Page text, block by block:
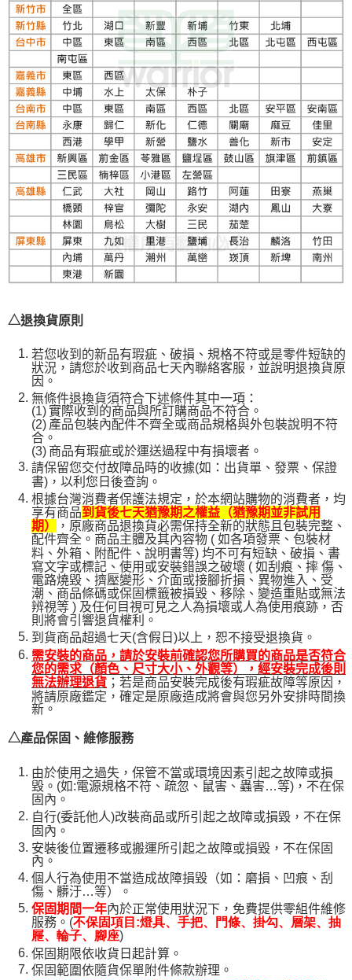
△退換貨原則
若您收到的新品有瑕疵、破損、規格不符或是零件短缺的
狀況，請您於收到商品七天內聯絡客服，並說明退換貨原
因。
無條件退換貨須符合下述條件其中一項：
(1)實際收到的商品與所訂購商品不符合。
(2) 產品包裝內配件不齊全或商品規格與外包裝說明不符
合。
(3) 商品有瑕疵或於運送過程中有損壞者。
請保留您交付故障品時的收據(如：出貨單、發票、保證
書)，以利您日後查詢。
根據台灣消費者保護法規定，於本網站購物的消費者，均
享有商品到貨後七天猶豫期之權益（猶豫期並非試用
期）
，原廠商品退換貨必需保持全新的狀態且包裝完整、
配件齊全。商品主體及其內容物 ( 如各項發票、包裝材
料、外箱、附配件、說明書等) 均不可有短缺、破損、書
寫文字或標記、使用或安裝錯誤之破壞 ( 如刮痕、摔 傷、
電路燒毀、擠壓變形、介面或接腳折損、異物進入、受
潮、商品條碼或保固標籤被損毀、移除、變造重貼或無法
辨視等 ) 及任何目視可見之人為損壞或人為使用痕跡，否
則將會引響退貨權利。
到貨商品超過七天(含假日)以上，恕不接受退換貨。
需安裝的商品，請於安裝前確認您所購買的商品是否符合
您的需求（顏色、尺寸大小、外觀等），經安裝完成後則
無法辦理退貨 ；若是商品安裝完成後有瑕疵故障等原因，
將請原廠鑑定，確定是原廠造成將會與您另外安排時間換
新。
△產品保固、維修服務
由於使用之過失，保管不當或環境因素引起之故障或損
毀。(如:電源規格不符、疏忽、鼠害、蟲害…等)，不在保
固內。
自行(委託他人)改裝商品或所引起之故障或損毀，不在保
固內。
安裝後位置遷移或搬運所引起之故障或損毀，不在保固
內。
個人行為使用不當造成故障損毀（如：磨損、凹痕、刮
傷、髒汙…等）。
保固期間一年內於正常使用狀況下，免費提供零組件維修
服務。(不保固項目:燈具、手把、門條、掛勾、層架、抽
屜、輪子、腳座)
保固期限依收貨日起計算。
保固範圍依隨貨保單附件條款辦理。